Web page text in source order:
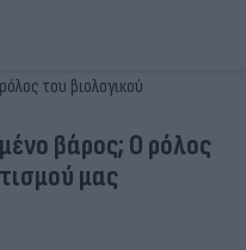
βάρος; Ο ρόλος
μας